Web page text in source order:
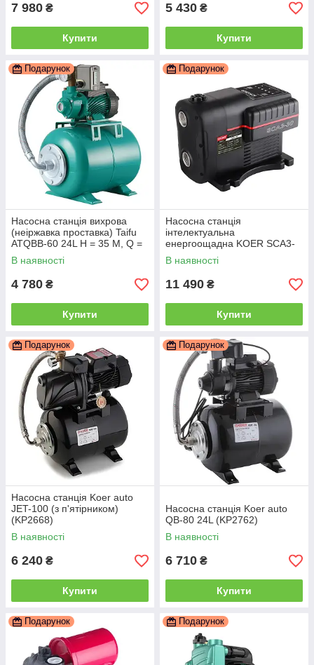
7 980 ₴
Купити
5 430 ₴
Купити
Подарунок
Насосна станція вихрова
(неіржавка проставка) Taifu
ATQBB-60 24L Н = 35 М, Q =
2, 4 кбМ, P = 370 Вт, 1"
(TF0067)
В наявності
4 780 ₴
Купити
Подарунок
Насосна станція
інтелектуальна
енергоощадна KOER SCA3-
30, Н=45М, Q = 5.4 кбМ,
P=750 Вт, 1"x1" (KP3311)
В наявності
11 490 ₴
Купити
Подарунок
Насосна станція Koer auto
JET-100 (з п'ятірником)
(KP2668)
В наявності
6 240 ₴
Купити
Подарунок
Насосна станція Koer auto
QB-80 24L (KP2762)
В наявності
6 710 ₴
Купити
Подарунок Подарунок